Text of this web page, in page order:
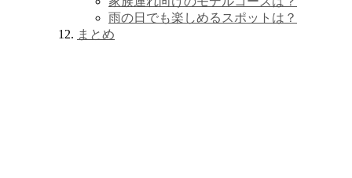
雨の日でも楽しめるスポットは？
まとめ